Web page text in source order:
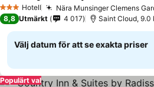
3 StjärnorHotell Nära Munsinger Clemens
8,8 Utmärkt 4 017 Saint Cloud, 9.0
Välj datum för att se exakta priser
Populärt val